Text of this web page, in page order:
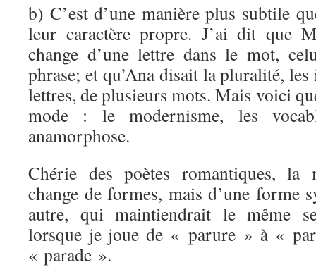
b) C’est d’une manière plus subtile
leur caractère propre. J’ai dit que
change d’une lettre dans le mot,
phrase; et qu’Ana disait la pluralité,
lettres, de plusieurs mots. Mais voici
mode : le modernisme, les
anamorphose.
Chérie des poètes romantiques, la
change de formes, mais d’une forme
autre, qui maintiendrait le même
lorsque je joue de « parure » à «
« parade ».